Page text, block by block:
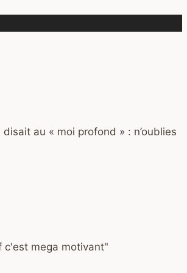
au « moi profond » : n’oublies
c'est mega motivant"